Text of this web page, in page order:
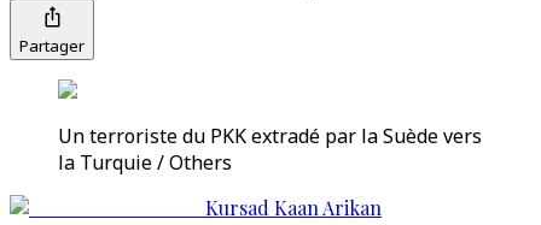
Partager
Un terroriste du PKK extradé par la Suède vers
la Turquie / Others
Kursad Kaan Arikan